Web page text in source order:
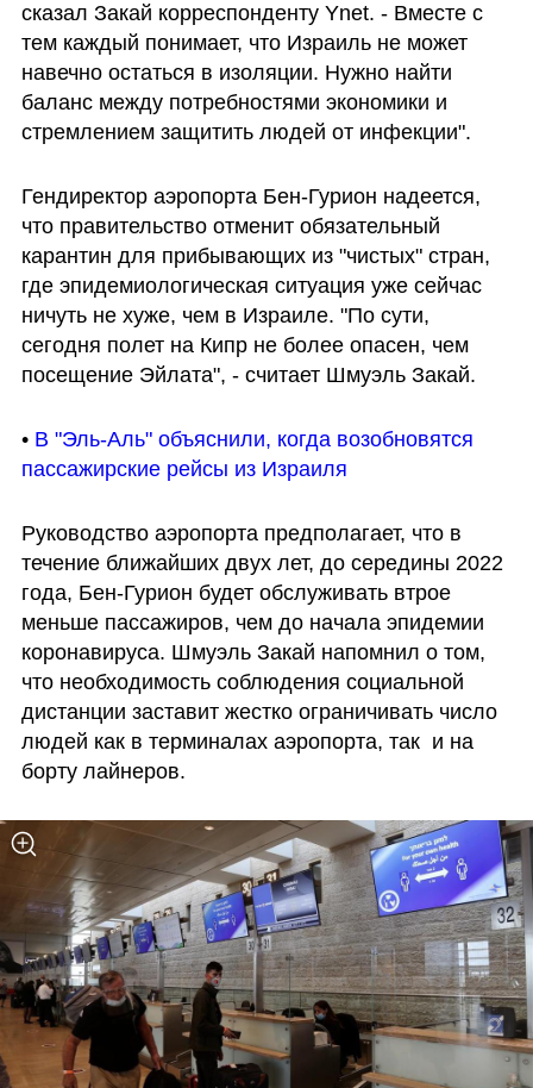
сказал Закай корреспонденту Ynet. - Вместе с
тем каждый понимает, что Израиль не может
навечно остаться в изоляции. Нужно найти
баланс между потребностями экономики и
стремлением защитить людей от инфекции".
Гендиректор аэропорта Бен-Гурион надеется,
что правительство отменит обязательный
карантин для прибывающих из "чистых" стран,
где эпидемиологическая ситуация уже сейчас
ничуть не хуже, чем в Израиле. "По сути,
сегодня полет на Кипр не более опасен, чем
посещение Эйлата", - считает Шмуэль Закай.
• В "Эль-Аль" объяснили, когда возобновятся
пассажирские рейсы из Израиля
Руководство аэропорта предполагает, что в
течение ближайших двух лет, до середины 2022
года, Бен-Гурион будет обслуживать втрое
меньше пассажиров, чем до начала эпидемии
коронавируса. Шмуэль Закай напомнил о том,
что необходимость соблюдения социальной
дистанции заставит жестко ограничивать число
людей как в терминалах аэропорта, так  и на
борту лайнеров.